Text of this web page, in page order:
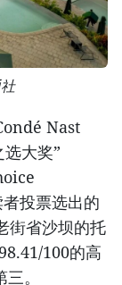
Nast
大奖”
投票选出的
街省沙坝的托
100的高
。